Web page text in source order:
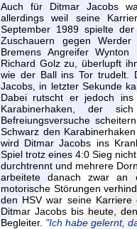
Auch für Ditmar Jacobs
allerdings weil seine
September 1989 spielte
Zuschauern gegen
Bremens Angreifer
Richard Golz zu, überlupft
wie der Ball ins Tor trudelt.
Jacobs, in letzter Sekunde
Dabei rutscht er jedoch
Karabinerhaken, der
Befreiungsversuche
Schwarz den
wird Ditmar Jacobs ins
Spiel trotz eines 4:0 Sieg
durchtrennt und mehrere
arbeitete danach zwar an
motorische Störungen
den HSV war seine
Ditmar Jacobs bis heute,
Begleiter. "Ich habe gelernt,